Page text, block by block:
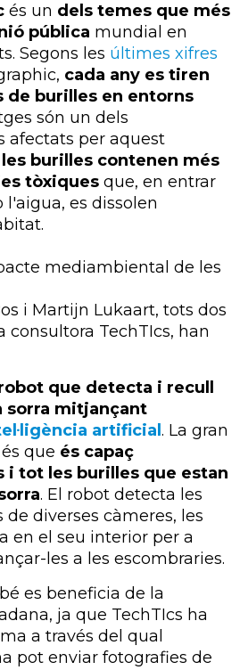
és un dels temes que més
pública mundial en
Segons les últimes xifres
cada any es tiren
de burilles en entorns
són un dels
afectats per aquest
les burilles contenen més
tòxiques que, en entrar
es dissolen
mediambiental de les
i Martijn Lukaart, tots dos
consultora TechTIcs, han
que detecta i recull
sorra mitjançant
artificial . La gran
que és capaç
i tot les burilles que estan
. El robot detecta les
de diverses càmeres, les
en el seu interior per a
les a les escombraries.
es beneficia de la
ja que TechTIcs ha
a través del qual
pot enviar fotografies de